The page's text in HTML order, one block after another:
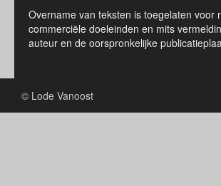
Overname van teksten is toegelaten voor
commerciële doeleinden en mits
auteur en de oorspronkelijke
© Lode Vanoost